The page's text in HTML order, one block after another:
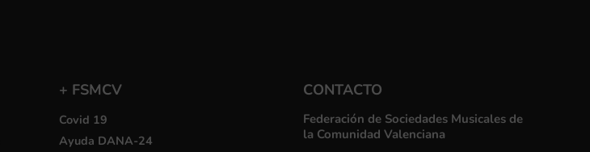
+ FSMCV
Covid 19
Ayuda DANA-24
CONTACTO
Federación de Sociedades Musicales de
la Comunidad Valenciana